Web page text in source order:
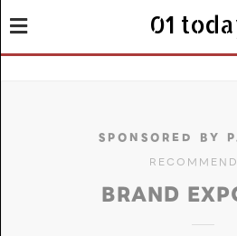
01
SPONSORED BY
BRAND